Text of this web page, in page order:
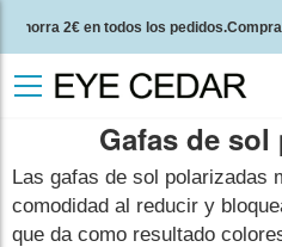
Ahorra 2€ en todos los
2 años de garantía de calidad y 30
Gafas de
Las gafas de sol polarizadas
comodidad al reducir y
que da como resultado